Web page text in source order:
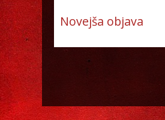
Novejša objava